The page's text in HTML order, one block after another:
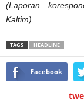
(Laporan
Kaltim).
TAGS HEADLINE
Facebook